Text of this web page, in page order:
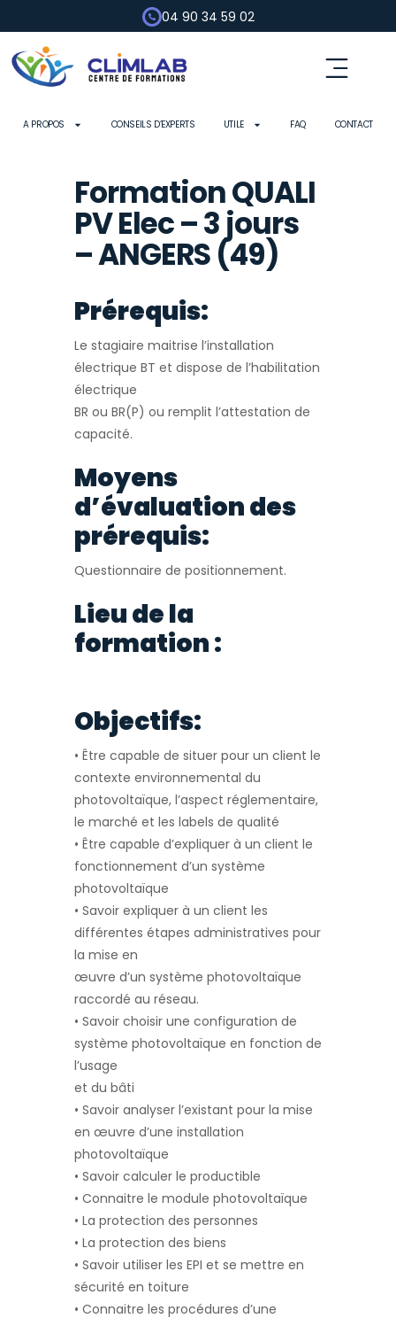
04 90 34 59 02
A PROPOS CONSEILS D’EXPERTS UTILE FAQ CONTACT
Formation QUALI
PV Elec – 3 jours
– ANGERS (49)
Prérequis:
Le stagiaire maitrise l’installation
électrique BT et dispose de l’habilitation
électrique
BR ou BR(P) ou remplit l’attestation de
capacité.
Moyens
d’évaluation des
prérequis:
Questionnaire de positionnement.
Lieu de la
formation :
Objectifs:
• Être capable de situer pour un client le
contexte environnemental du
photovoltaïque, l’aspect réglementaire,
le marché et les labels de qualité
• Être capable d’expliquer à un client le
fonctionnement d’un système
photovoltaïque
• Savoir expliquer à un client les
différentes étapes administratives pour
la mise en
œuvre d’un système photovoltaïque
raccordé au réseau.
• Savoir choisir une configuration de
système photovoltaïque en fonction de
l’usage
et du bâti
• Savoir analyser l’existant pour la mise
en œuvre d’une installation
photovoltaïque
• Savoir calculer le productible
• Connaitre le module photovoltaïque
• La protection des personnes
• La protection des biens
• Savoir utiliser les EPI et se mettre en
sécurité en toiture
• Connaitre les procédures d’une